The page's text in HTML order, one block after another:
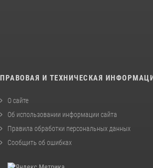
ПРАВОВАЯ И ТЕХНИЧЕСКАЯ
О сайте
Об использовании информации сайта
Правила обработки персональных данных
Сообщить об ошибках